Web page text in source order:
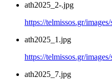
ath2025_2-.jpg
https://telmissos.gr/
ath2025_1.jpg
https://telmissos.gr/
ath2025_7.jpg